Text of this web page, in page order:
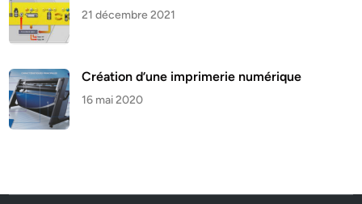
21 décembre 2021
Création d’une imprimerie numérique
16 mai 2020